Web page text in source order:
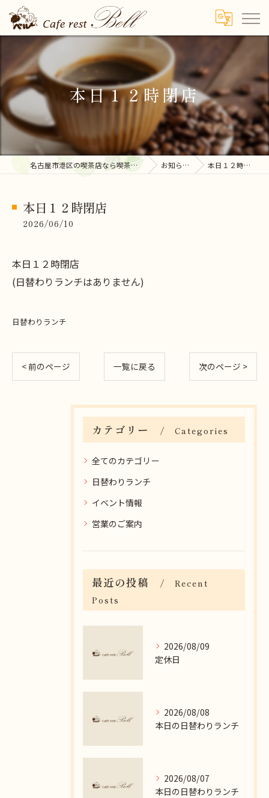
本日１２時閉店
名古屋市港区の喫茶店なら喫茶ベル お知らせ 本日１２時閉店
本日１２時閉店
2026/06/10
本日１２時閉店
(日替わりランチはありません)
日替わりランチ
< 前のページ 一覧に戻る 次のページ >
カテゴリー Categories
全てのカテゴリー
日替わりランチ
イベント情報
営業のご案内
最近の投稿
Recent
Posts
2026/08/09
定休日
2026/08/08
本日の日替わりランチ
2026/08/07
本日の日替わりランチ